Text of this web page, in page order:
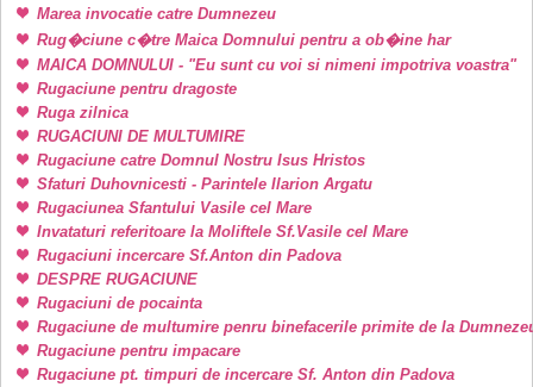
Marea invocatie catre Dumnezeu
Rug�ciune c�tre Maica Domnului pentru a ob�ine har
MAICA DOMNULUI - "Eu sunt cu voi si nimeni impotriva voastra"
Rugaciune pentru dragoste
Ruga zilnica
RUGACIUNI DE MULTUMIRE
Rugaciune catre Domnul Nostru Isus Hristos
Sfaturi Duhovnicesti - Parintele Ilarion Argatu
Rugaciunea Sfantului Vasile cel Mare
Invataturi referitoare la Moliftele Sf.Vasile cel Mare
Rugaciuni incercare Sf.Anton din Padova
DESPRE RUGACIUNE
Rugaciuni de pocainta
Rugaciune de multumire penru binefacerile primite de la
Rugaciune pentru impacare
Rugaciune pt. timpuri de incercare Sf. Anton din Padova